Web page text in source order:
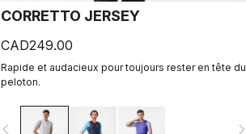
CORRETTO JERSEY
CAD249.00
Rapide et audacieux pour toujours rester en tête du
peloton.
navigate_before navigate_next